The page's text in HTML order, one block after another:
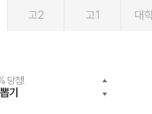
고2 고1 대
당첨!
기
!
리브
캐시백
쿨
권
무료혜택!
십눔